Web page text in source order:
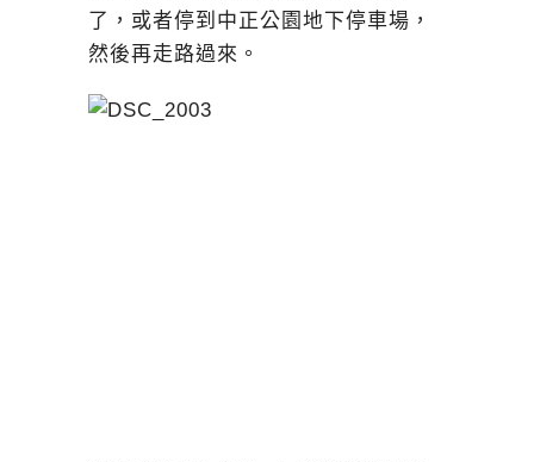
了，或者停到中正公園地下停車場，
然後再走路過來。